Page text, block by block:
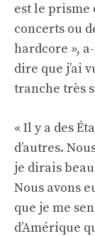
est le prisme
concerts ou
hardcore »,
dire que j’ai
tranche très
« Il y a des
d’autres.
je dirais
Nous avons
que je me
d’Amérique